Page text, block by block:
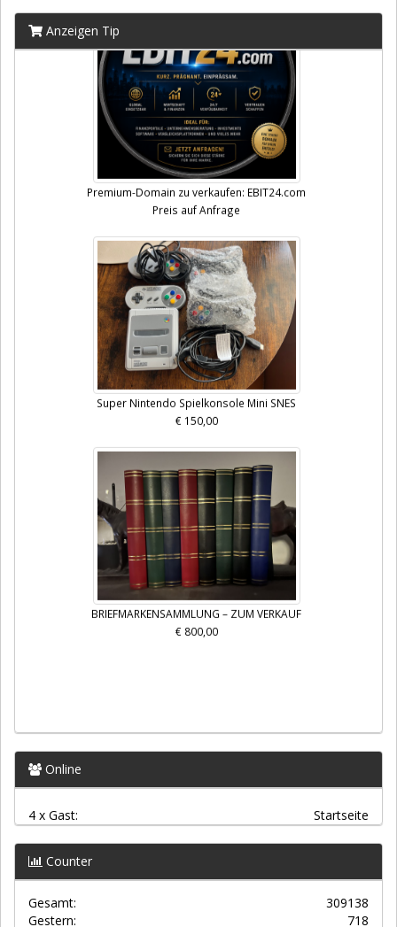
Anzeigen Tip
Premium-Domain zu verkaufen: EBIT24.com
Preis auf Anfrage
Super Nintendo Spielkonsole Mini SNES
€ 150,00
BRIEFMARKENSAMMLUNG – ZUM VERKAUF
€ 800,00
Online
4 x Gast: Startseite
Counter
Gesamt:
309138
Gestern:
718